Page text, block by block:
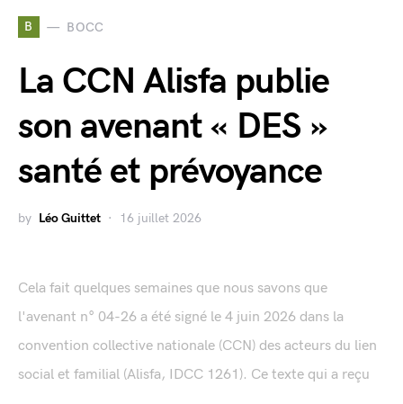
B BOCC
La CCN Alisfa publie
son avenant « DES »
santé et prévoyance
by Léo Guittet 16 juillet 2026
Cela fait quelques semaines que nous savons que
l'avenant n° 04-26 a été signé le 4 juin 2026 dans la
convention collective nationale (CCN) des acteurs du lien
social et familial (Alisfa, IDCC 1261). Ce texte qui a reçu